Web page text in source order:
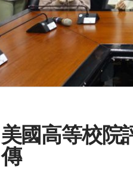
美國高等校院
傳